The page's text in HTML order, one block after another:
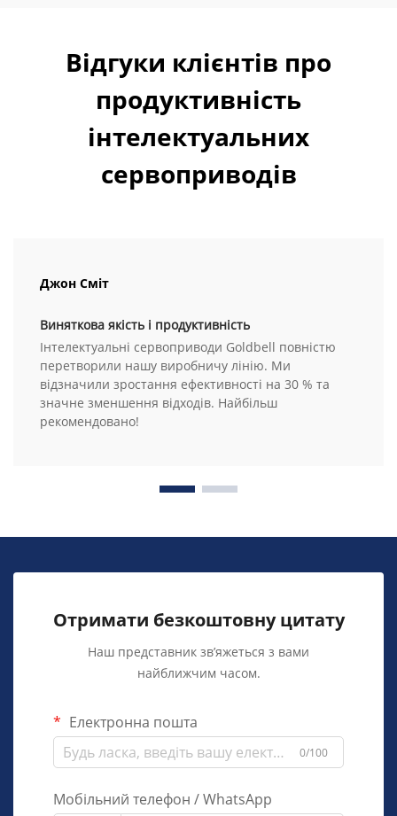
Відгуки клієнтів про
продуктивність
інтелектуальних
сервоприводів
Джон Сміт
Виняткова якість і продуктивність
Інтелектуальні сервоприводи Goldbell повністю
перетворили нашу виробничу лінію. Ми
відзначили зростання ефективності на 30 % та
значне зменшення відходів. Найбільш
рекомендовано!
Отримати безкоштовну цитату
Наш представник зв’яжеться з вами
найближчим часом.
Електронна пошта
0/100
Мобільний телефон / WhatsApp